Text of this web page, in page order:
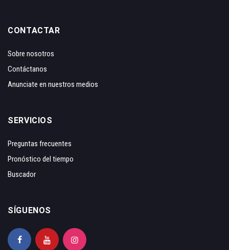
CONTACTAR
Sobre nosotros
Contáctanos
Anunciate en nuestros medios
SERVICIOS
Preguntas frecuentes
Pronóstico del tiempo
Buscador
SÍGUENOS